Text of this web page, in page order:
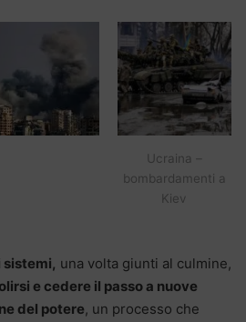
Ucraina –
bombardamenti a
Kiev
sistemi, una volta giunti al culmine,
e cedere il passo a nuove
del potere, un processo che